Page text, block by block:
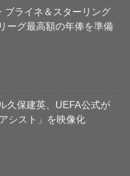
ブライネ＆スターリング
ーグ最高額の年俸を準備
久保建英、UEFA公式が
シスト」を映像化